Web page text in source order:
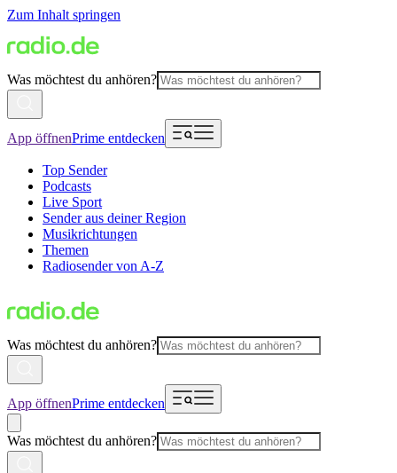
Zum Inhalt springen
Was möchtest du anhören?
App öffnenPrime entdecken
Top Sender
Podcasts
Live Sport
Sender aus deiner Region
Musikrichtungen
Themen
Radiosender von A-Z
Was möchtest du anhören?
App öffnenPrime entdecken
Was möchtest du anhören?